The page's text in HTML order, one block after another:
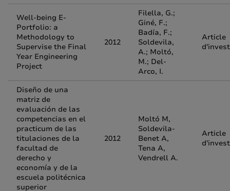
Well-being E-
Portfolio: a
Methodology to
Supervise the Final
Year Engineering
Project
2012
Filella, G.;
Giné, F.;
Badía, F.;
Soldevila,
A.; Moltó,
M.; Del-
Arco, I.
Article
Diseño de una
matriz de
evaluación de las
competencias en el
practicum de las
titulaciones de la
facultad de
derecho y
economía y de la
escuela politécnica
superior
2012
Moltó M,
Soldevila-
Benet A,
Tena A,
Vendrell A.
Article